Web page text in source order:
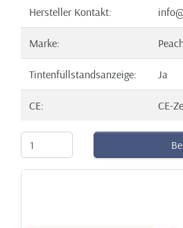
Hersteller Kontakt:
Marke: Peach
Tintenfüllstandsanzeige: Ja
CE: CE-